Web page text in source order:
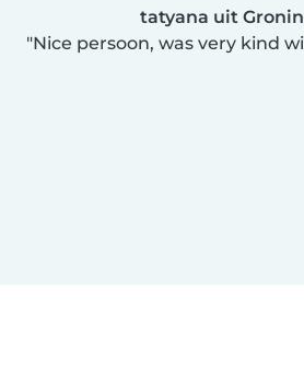
tatyana uit
Nice persoon, was very kind